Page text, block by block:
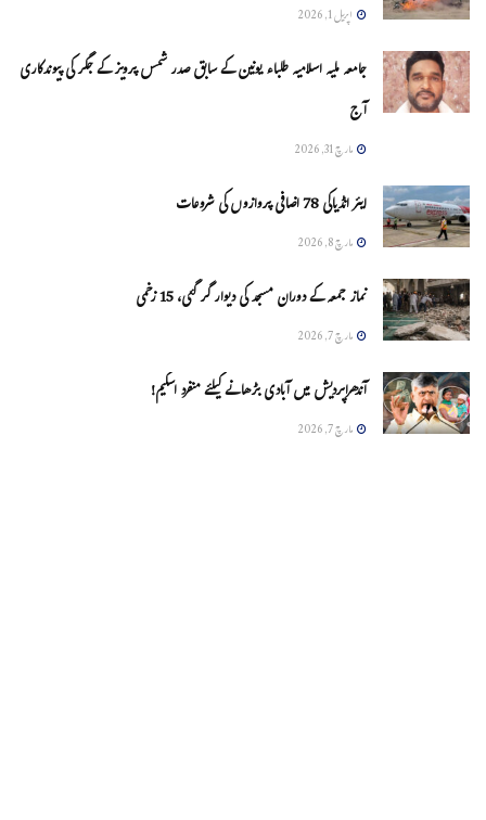
اپریل 1, 2026
جامعہ ملیہ اسلامیہ طلباء یونین کے سابق صدر شمس پرویز کے جگر کی پیوندکاری
آج
مارچ 31, 2026
ایئر انڈیاکی 78 اضافی پروازوں کی شروعات
مارچ 8, 2026
نماز جمعہ کے دوران مسجد کی دیوار گر گئی، 15 زخمی
مارچ 7, 2026
آندھراپردیش میں آبادی بڑھانے کیلئے منفرد اسکیم!
مارچ 7, 2026